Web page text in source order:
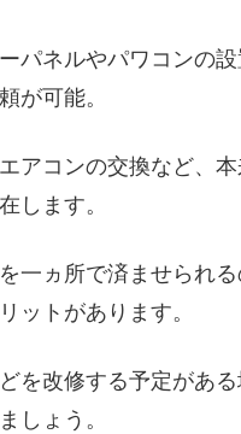
パネルやパワコンの
が可能。
アコンの交換など、
します。
一ヵ所で済ませられ
ットがあります。
改修する予定がある
しょう。